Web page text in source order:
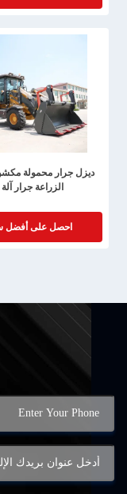
الزراعة جرار آلة 0.1cbm دلو
احصل على أفضل